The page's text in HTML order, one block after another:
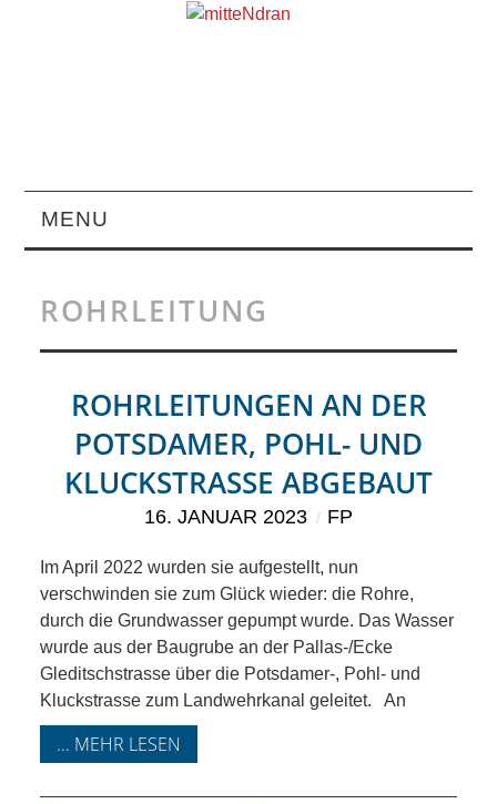
MENU
RUBRIKEN
KIEK MA! /
MEINUNG
AUS DEM
KIEZ
GEWERBE
ROHRLEITUNG
ROHRLEITUNGEN AN DER
POTSDAMER, POHL- UND
KLUCKSTRASSE ABGEBAUT
16. JANUAR 2023 FP
Im April 2022 wurden sie aufgestellt, nun
verschwinden sie zum Glück wieder: die Rohre,
durch die Grundwasser gepumpt wurde. Das Wasser
wurde aus der Baugrube an der Pallas-/Ecke
Gleditschstrasse über die Potsdamer-, Pohl- und
Kluckstrasse zum Landwehrkanal geleitet. An
... MEHR LESEN